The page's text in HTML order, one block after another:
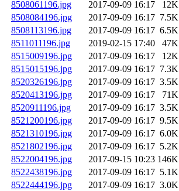
8508061196.jpg
2017-09-09 16:17
12K
8508084196.jpg
2017-09-09 16:17 7.5K
8508113196.jpg
2017-09-09 16:17 6.5K
8511011196.jpg
2019-02-15 17:40
47K
8515009196.jpg
2017-09-09 16:17
12K
8515015196.jpg
2017-09-09 16:17 7.3K
8520326196.jpg
2017-09-09 16:17 3.5K
8520413196.jpg
2017-09-09 16:17
71K
8520911196.jpg
2017-09-09 16:17 3.5K
8521200196.jpg
2017-09-09 16:17 9.5K
8521310196.jpg
2017-09-09 16:17 6.0K
8521802196.jpg
2017-09-09 16:17 5.2K
8522004196.jpg
2017-09-15 10:23 146K
8522438196.jpg
2017-09-09 16:17 5.1K
8522444196.jpg
2017-09-09 16:17 3.0K